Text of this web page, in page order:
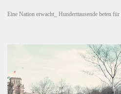
Eine Nation erwacht_ Hunderttausende beten